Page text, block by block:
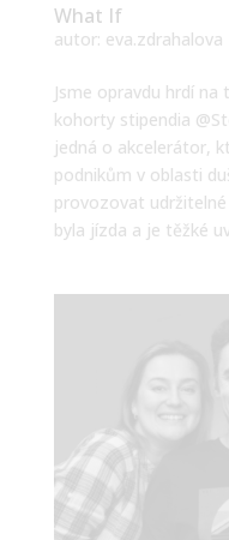
What If
autor: eva.zdrahalova
Jsme opravdu hrdí
kohorty stipendia
jedná o akcelerátor,
podnikům v oblasti
provozovat
byla jízda a je těžké